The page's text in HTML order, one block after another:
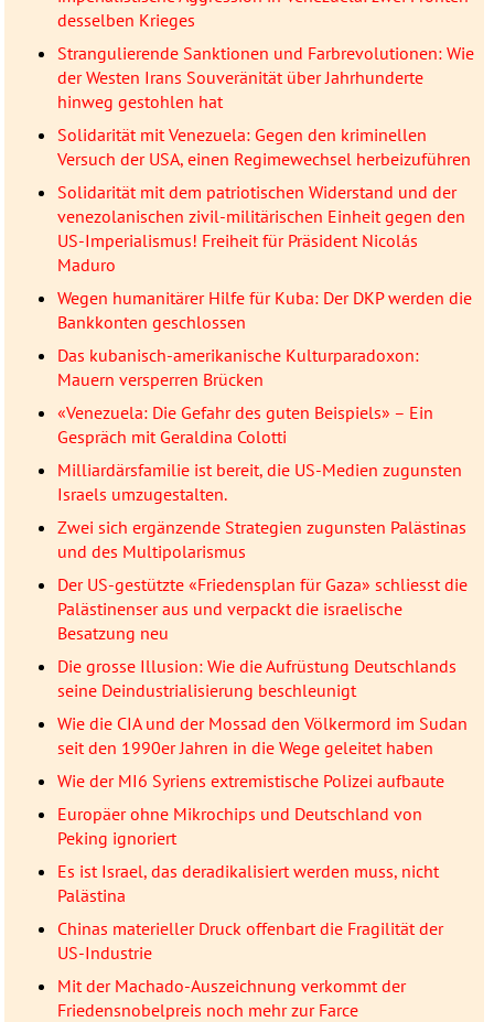
desselben Krieges
Strangulierende Sanktionen und Farbrevolutionen: Wie
der Westen Irans Souveränität über Jahrhunderte
hinweg gestohlen hat
Solidarität mit Venezuela: Gegen den kriminellen
Versuch der USA, einen Regimewechsel herbeizuführen
Solidarität mit dem patriotischen Widerstand und der
venezolanischen zivil-militärischen Einheit gegen den
US-Imperialismus! Freiheit für Präsident Nicolás
Maduro
Wegen humanitärer Hilfe für Kuba: Der DKP werden die
Bankkonten geschlossen
Das kubanisch-amerikanische Kulturparadoxon:
Mauern versperren Brücken
«Venezuela: Die Gefahr des guten Beispiels» – Ein
Gespräch mit Geraldina Colotti
Milliardärsfamilie ist bereit, die US-Medien zugunsten
Israels umzugestalten.
Zwei sich ergänzende Strategien zugunsten Palästinas
und des Multipolarismus
Der US-gestützte «Friedensplan für Gaza» schliesst die
Palästinenser aus und verpackt die israelische
Besatzung neu
Die grosse Illusion: Wie die Aufrüstung Deutschlands
seine Deindustrialisierung beschleunigt
Wie die CIA und der Mossad den Völkermord im Sudan
seit den 1990er Jahren in die Wege geleitet haben
Wie der MI6 Syriens extremistische Polizei aufbaute
Europäer ohne Mikrochips und Deutschland von
Peking ignoriert
Es ist Israel, das deradikalisiert werden muss, nicht
Palästina
Chinas materieller Druck offenbart die Fragilität der
US-Industrie
Mit der Machado-Auszeichnung verkommt der
Friedensnobelpreis noch mehr zur Farce